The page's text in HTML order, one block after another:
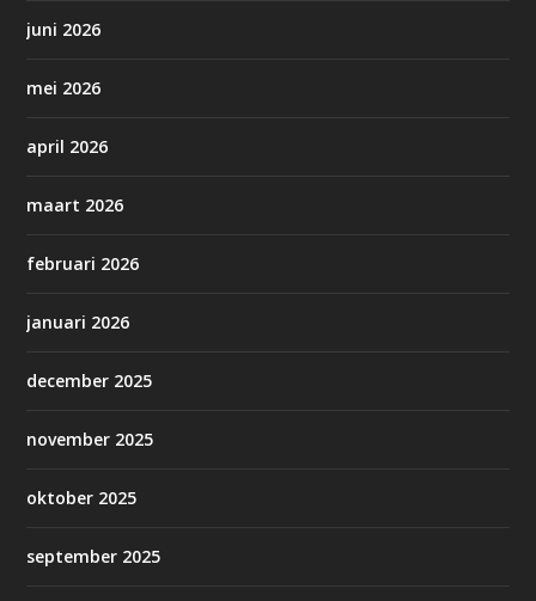
juni 2026
mei 2026
april 2026
maart 2026
februari 2026
januari 2026
december 2025
november 2025
oktober 2025
september 2025